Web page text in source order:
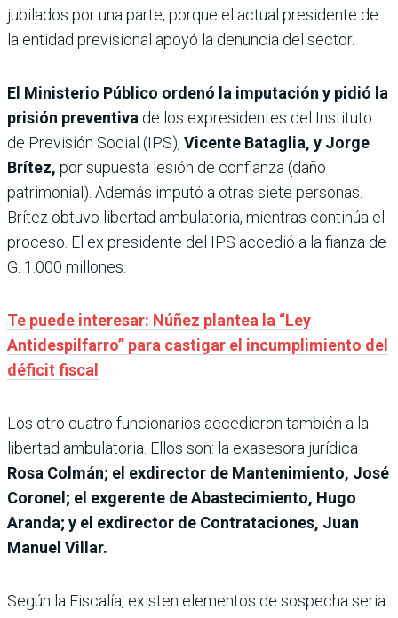
jubilados por una parte, porque el actual presidente de
la entidad previsional apoyó la denuncia del sector.
El Ministerio Público ordenó la imputación y pidió la
prisión preventiva de los expresidentes del Instituto
de Previsión Social (IPS), Vicente Bataglia, y Jorge
Brítez, por supuesta lesión de confianza (daño
patrimonial). Además imputó a otras siete personas.
Brítez obtuvo libertad ambulatoria, mientras continúa el
proceso. El ex presidente del IPS accedió a la fianza de
G. 1.000 millones.
Te puede interesar: Núñez plantea la “Ley
Antidespilfarro” para castigar el incumplimiento del
déficit fiscal
Los otro cuatro funcionarios accedieron también a la
libertad ambulatoria. Ellos son: la exasesora jurídica
Rosa Colmán; el exdirector de Mantenimiento, José
Coronel; el exgerente de Abastecimiento, Hugo
Aranda; y el exdirector de Contrataciones, Juan
Manuel Villar.
Según la Fiscalía, existen elementos de sospecha seria